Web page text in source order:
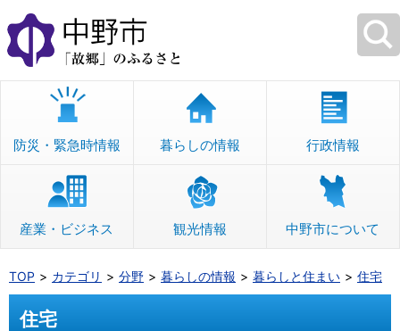
本
文
へ
移
防災・緊急時情報 暮らしの情報 行政情報
産業・ビジネス 観光情報 中野市について
TOP カテゴリ 分野 暮らしの情報 暮らしと住まい 住宅
住宅